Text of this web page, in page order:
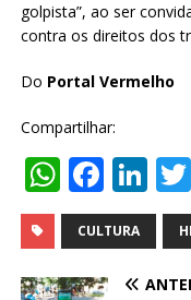
golpista”, ao ser
contra os direitos dos
Do Portal Vermelho
Compartilhar:
W
h
at
s
F
a
c
e
Li
n
k
e
CULTURA